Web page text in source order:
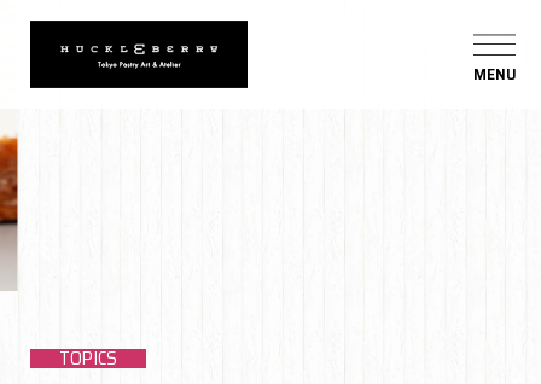
MENU
TOPICS